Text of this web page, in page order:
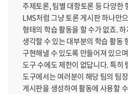
주제토론, 팀별 대항토론 등 다양한
LMS처럼 그냥 토론 게시판 하나만
형태의 학습 활동을 할 수가 없죠.
생각할 수 있는 대부분의 학습 활동
구현해낼 수 있도록 만들어져 있으
도구 수에도 제한이 없답니다. 특히
도구에서는 여러분이 해당 팀의 팀
게시판을 생성하여 활동에 사용할